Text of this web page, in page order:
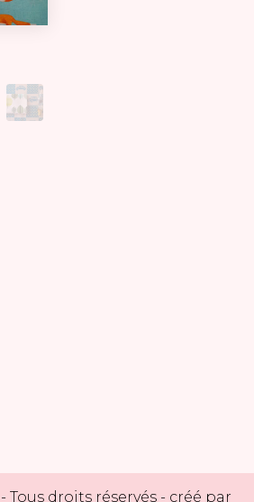
- Tous droits réservés - créé par